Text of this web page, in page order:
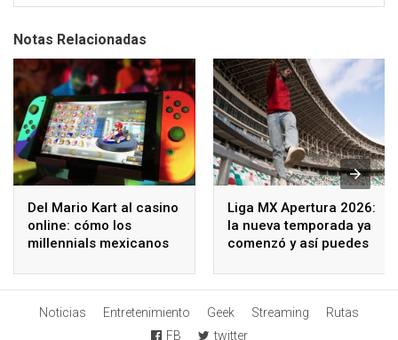
Notas Relacionadas
Del Mario Kart al casino
online: cómo los
millennials mexicanos
Liga MX Apertura 2026:
la nueva temporada ya
comenzó y así puedes
Noticias Entretenimiento Geek Streaming
Rutas
FB
twitter